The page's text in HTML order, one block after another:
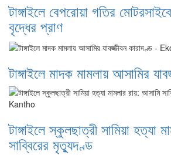
টাঙ্গাইলে বেপরোয়া গতির
বৃদ্ধের প্রাণ
টাঙ্গাইলে মাদক মামলায় আসামির
টাঙ্গাইলে স্কুলছাত্রী সামিয়া হত্যা
সাব্বিরের মৃত্যুদণ্ড